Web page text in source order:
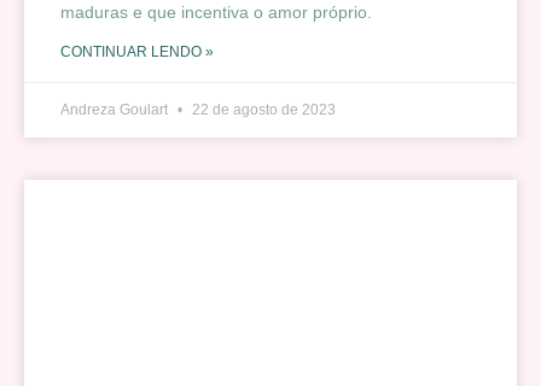
maduras e que incentiva o amor próprio.
CONTINUAR LENDO »
Andreza Goulart 22 de agosto de 2023